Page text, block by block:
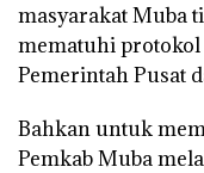
masyarakat Muba
mematuhi protokol
Pemerintah Pusat
Bahkan untuk
Pemkab Muba